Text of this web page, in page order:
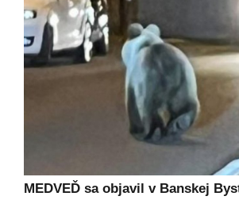
MEDVEĎ sa objavil v Banskej